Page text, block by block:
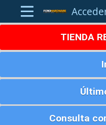
TIENDA
Consulta